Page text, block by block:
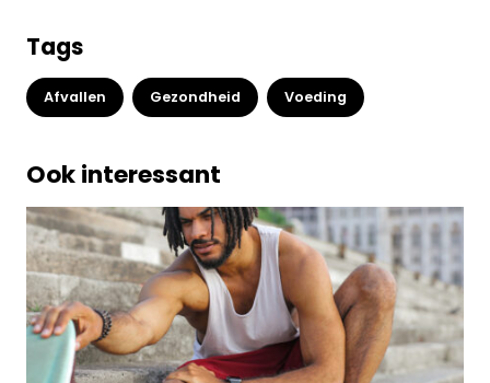
Tags
Afvallen Gezondheid Voeding
Ook interessant